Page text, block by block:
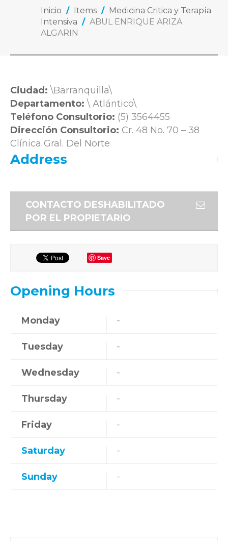
Inicio / Items / Medicina Critica y Terapía
Intensiva / ABUL ENRIQUE ARIZA
ALGARIN
Ciudad: \Barranquilla\
Departamento: \ Atlántico\
Teléfono Consultorio: (5) 3564455
Dirección Consultorio: Cr. 48 No. 70 – 38
Clínica Gral. Del Norte
Address
CONTACTO DESHABILITADO
POR EL PROPIETARIO
Save
Opening Hours
Monday -
Tuesday -
Wednesday -
Thursday -
Friday -
Saturday -
Sunday -